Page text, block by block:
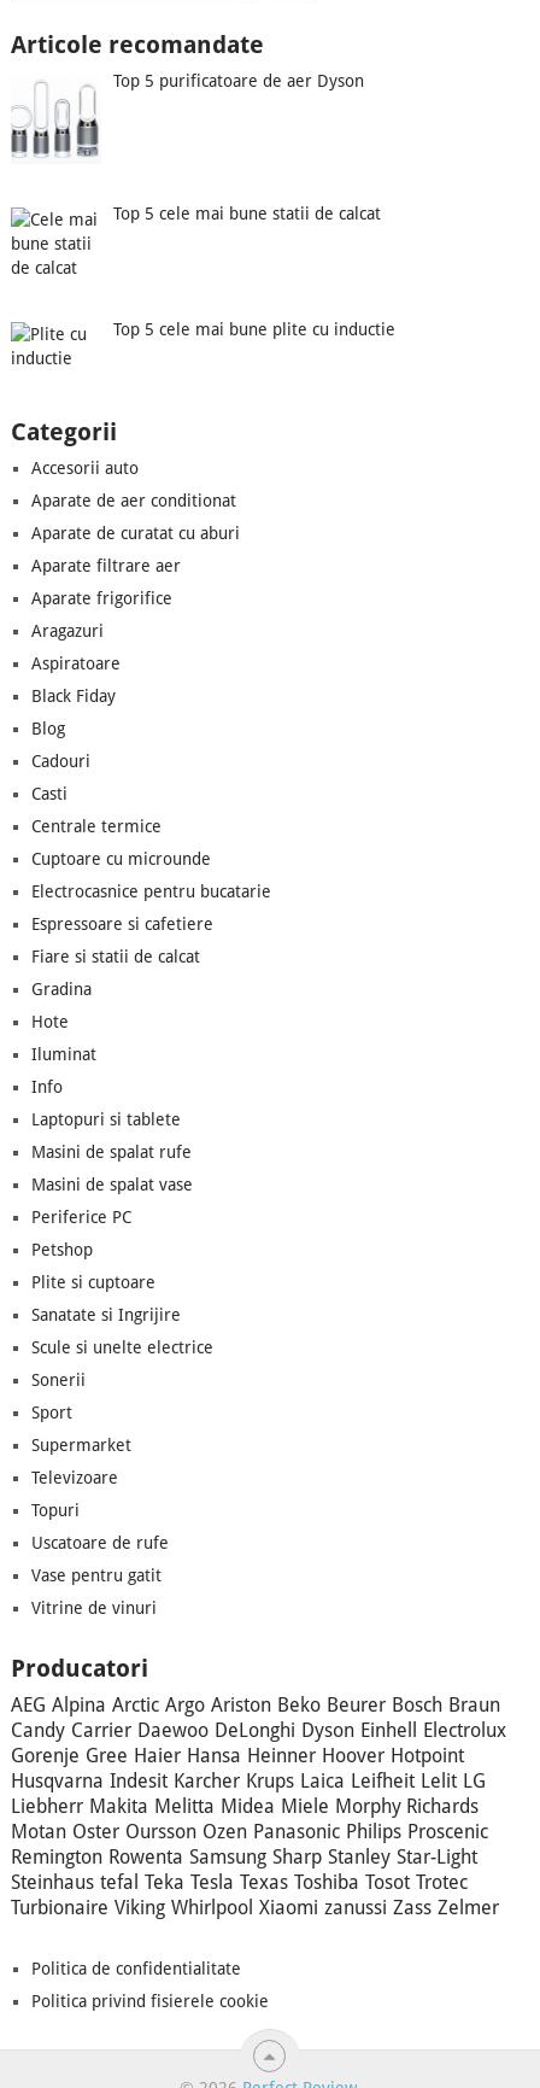
Articole recomandate
Top 5 purificatoare de aer Dyson
Top 5 cele mai bune statii de calcat
Top 5 cele mai bune plite cu inductie
Categorii
Accesorii auto
Aparate de aer conditionat
Aparate de curatat cu aburi
Aparate filtrare aer
Aparate frigorifice
Aragazuri
Aspiratoare
Black Fiday
Blog
Cadouri
Casti
Centrale termice
Cuptoare cu microunde
Electrocasnice pentru bucatarie
Espressoare si cafetiere
Fiare si statii de calcat
Gradina
Hote
Iluminat
Info
Laptopuri si tablete
Masini de spalat rufe
Masini de spalat vase
Periferice PC
Petshop
Plite si cuptoare
Sanatate si Ingrijire
Scule si unelte electrice
Sonerii
Sport
Supermarket
Televizoare
Topuri
Uscatoare de rufe
Vase pentru gatit
Vitrine de vinuri
Producatori
AEG Alpina Arctic Argo Ariston Beko Beurer Bosch Braun
Candy Carrier Daewoo DeLonghi Dyson Einhell
Electrolux
Gorenje Gree Haier Hansa Heinner Hoover Hotpoint
Husqvarna Indesit Karcher Krups Laica Leifheit Lelit LG
Liebherr Makita Melitta Midea Miele Morphy Richards
Motan Oster Oursson Ozen Panasonic Philips Proscenic
Remington Rowenta Samsung Sharp Stanley Star-Light
Steinhaus tefal Teka Tesla Texas Toshiba Tosot Trotec
Turbionaire Viking Whirlpool Xiaomi zanussi Zass Zelmer
Politica de confidentialitate
Politica privind fisierele cookie